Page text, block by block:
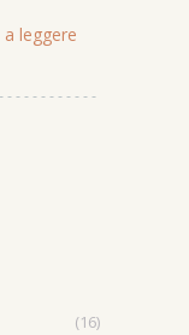
leggere
(16)